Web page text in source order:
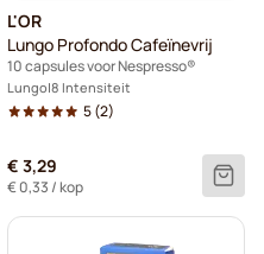
L'OR
Lungo Profondo Cafeïnevrij
10 capsules voor Nespresso®
Lungo 8 Intensiteit
5(2)
€ 3,29
€ 0,33 / kop